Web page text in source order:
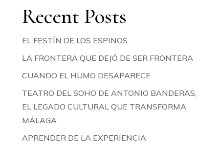
Recent Posts
EL FESTÍN DE LOS ESPINOS
LA FRONTERA QUE DEJÓ DE SER FRONTERA
CUANDO EL HUMO DESAPARECE
TEATRO DEL SOHO DE ANTONIO BANDERAS,
EL LEGADO CULTURAL QUE TRANSFORMA
MÁLAGA
APRENDER DE LA EXPERIENCIA